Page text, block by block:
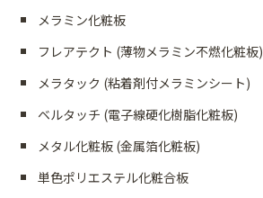
メラミン化粧板
フレアテクト (薄物メラミン不燃化粧板)
メラタック (粘着剤付メラミンシート)
ベルタッチ (電子線硬化樹脂化粧板)
メタル化粧板 (金属箔化粧板)
単色ポリエステル化粧合板